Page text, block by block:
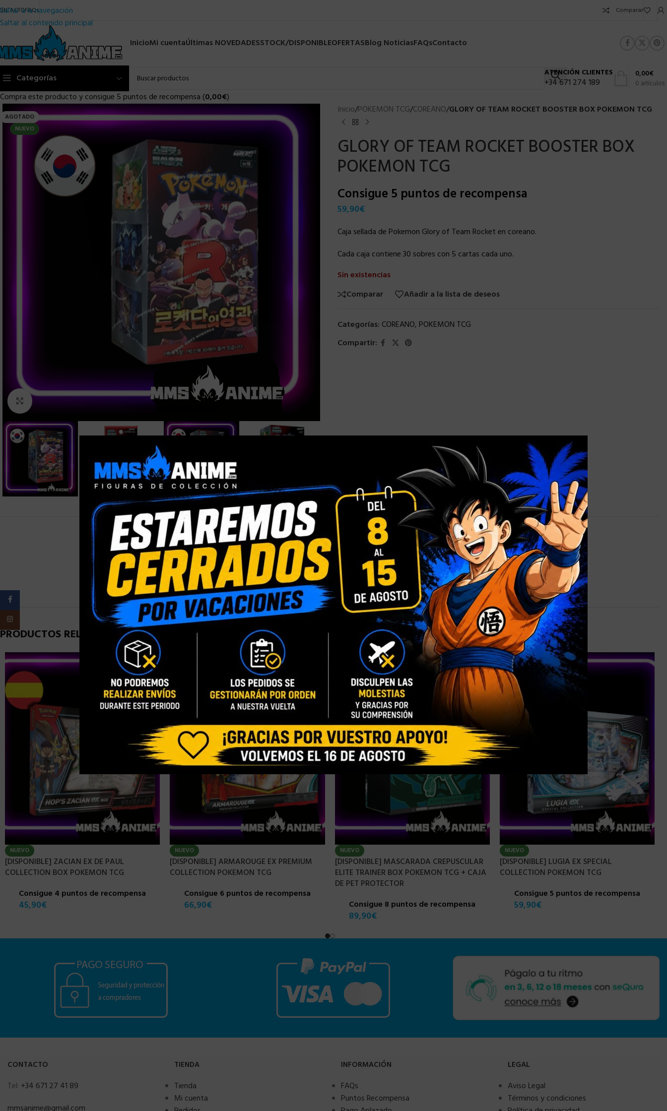
Saltar a la navegación
Saltar al contenido principal
FAQs Comparar
InicioMi cuentaÚltimas NOVEDADESSTOCK/DISPONIBLEOFERTASBlog NoticiasFAQsContacto
Categorías ATENCIÓN CLIENTES
+34 671 274 189 0 artículos
0,00€
Compra este producto y consigue 5 puntos de recompensa (0,00€)
AGOTADO
NUEVO
Clic para ampliar
Inicio/POKEMON TCG/COREANO/GLORY OF TEAM ROCKET BOOSTER BOX POKEMON TCG
GLORY OF TEAM ROCKET BOOSTER BOX
POKEMON TCG
Consigue 5 puntos de recompensa
59,90€
Caja sellada de Pokemon Glory of Team Rocket en coreano.
Cada caja contiene 30 sobres con 5 cartas cada uno.
Sin existencias
Comparar
Añadir a la lista de deseos
Categorías: COREANO, POKEMON TCG
Compartir:
INFORMACIÓN ADICIONAL
PESO 0,9 kg
PRODUCTOS RELACIONADOS
NUEVO
[DISPONIBLE] ZACIAN EX DE PAUL
COLLECTION BOX POKEMON TCG
Consigue 4 puntos de recompensa
45,90€
NUEVO
[DISPONIBLE] ARMAROUGE EX PREMIUM
COLLECTION POKEMON TCG
Consigue 6 puntos de recompensa
66,90€
NUEVO
[DISPONIBLE] MASCARADA CREPUSCULAR
ELITE TRAINER BOX POKEMON TCG + CAJA
DE PET PROTECTOR
Consigue 8 puntos de recompensa
89,90€
NUEVO
[DISPONIBLE] LUGIA EX SPECIAL
COLLECTION POKEMON TCG
Consigue 5 puntos de recompensa
59,90€
CONTACTO
Tel: +34 671 27 41 89
TIENDA
Tienda
Mi cuenta
INFORMACIÓN
FAQs
Puntos Recompensa
LEGAL
Aviso Legal
Términos y condiciones